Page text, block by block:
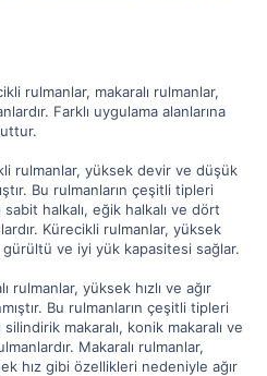
rulmanlar, makaralı rulmanlar,
Farklı uygulama alanlarına
rulmanlar, yüksek devir ve düşük
Bu rulmanların çeşitli tipleri
halkalı, eğik halkalı ve dört
Kürecikli rulmanlar, yüksek
ve iyi yük kapasitesi sağlar.
rulmanlar, yüksek hızlı ve ağır
Bu rulmanların çeşitli tipleri
makaralı, konik makaralı ve
Makaralı rulmanlar,
hız gibi özellikleri nedeniyle ağır